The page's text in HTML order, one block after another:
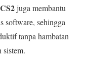
juga membantu
software, sehingga
tanpa hambatan
sistem.